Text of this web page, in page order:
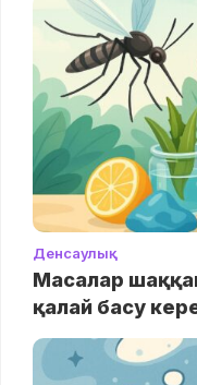
Денсаулық
Масалар
қалай басу